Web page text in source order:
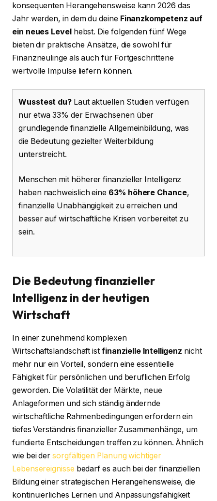
konsequenten Herangehensweise kann 2026 das
Jahr werden, in dem du deine Finanzkompetenz auf
ein neues Levelhebst. Die folgenden fünf Wege
bieten dir praktische Ansätze, die sowohl für
Finanzneulinge als auch für Fortgeschrittene
wertvolle Impulse liefern können.
Wusstest du? Laut aktuellen Studien verfügen
nur etwa 33% der Erwachsenen über
grundlegende finanzielle Allgemeinbildung, was
die Bedeutung gezielter Weiterbildung
unterstreicht.
Menschen mit höherer finanzieller Intelligenz
haben nachweislich eine 63% höhere Chance,
finanzielle Unabhängigkeit zu erreichen und
besser auf wirtschaftliche Krisen vorbereitet zu
sein.
Die Bedeutung finanzieller
Intelligenz in der heutigen
Wirtschaft
In einer zunehmend komplexen
Wirtschaftslandschaft ist finanzielle Intelligenz nicht
mehr nur ein Vorteil, sondern eine essentielle
Fähigkeit für persönlichen und beruflichen Erfolg
geworden. Die Volatilität der Märkte, neue
Anlageformen und sich ständig ändernde
wirtschaftliche Rahmenbedingungen erfordern ein
tiefes Verständnis finanzieller Zusammenhänge, um
fundierte Entscheidungen treffen zu können. Ähnlich
wie bei dersorgfältigen Planung wichtiger
Lebensereignisse bedarf es auch bei der finanziellen
Bildung einer strategischen Herangehensweise, die
kontinuierliches Lernen und Anpassungsfähigkeit